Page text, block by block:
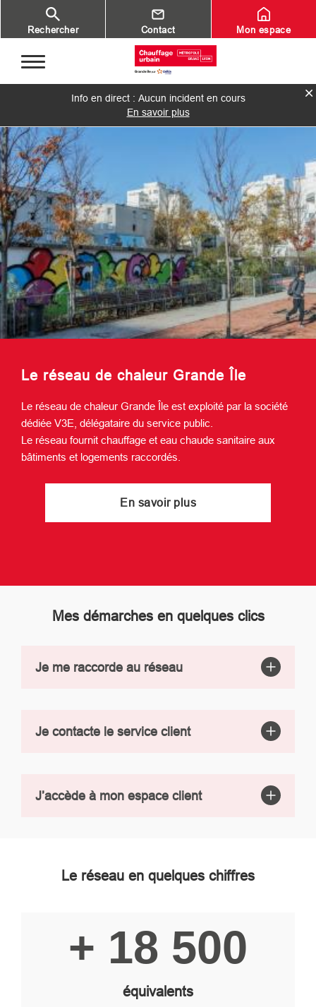
Aller au contenu principal
Rechercher Contact Mon espace
Info en direct : Aucun incident en cours
En savoir plus
Le réseau de chaleur Grande Île
Le réseau de chaleur Grande Île est exploité par la société
dédiée V3E, délégataire du service public.
Le réseau fournit chauffage et eau chaude sanitaire aux
bâtiments et logements raccordés.
En savoir plus
Mes démarches en quelques clics
Je me raccorde au réseau
Je contacte le service client
J’accède à mon espace client
Le réseau en quelques chiffres
+ 18 500
équivalents